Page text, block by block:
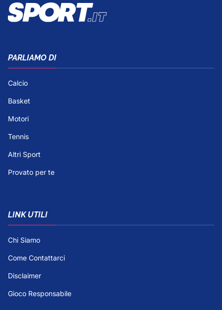
PARLIAMO DI
Calcio
Basket
Motori
Tennis
Altri Sport
Provato per te
LINK UTILI
Chi Siamo
Come Contattarci
Disclaimer
Gioco Responsabile